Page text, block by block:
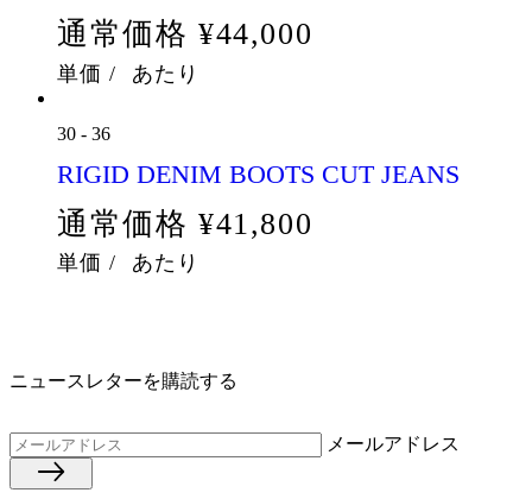
通常価格 ¥44,000
単価 / あたり
30 - 36
RIGID DENIM BOOTS CUT JEANS
通常価格 ¥41,800
単価 / あたり
ニュースレターを購読する
メールアドレス